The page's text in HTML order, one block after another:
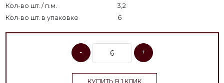
Кол-во шт. / п.м.
3,2
Кол-во шт. в упаковке
6
- +
КУПИТЬ В 1 КЛИК